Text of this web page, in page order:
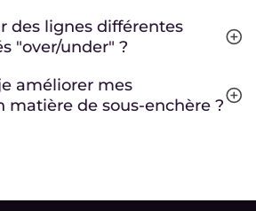
des lignes différentes
"over/under" ?
améliorer mes
matière de sous-enchère ?